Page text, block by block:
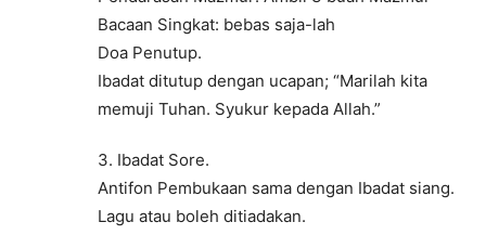
Bacaan Singkat: bebas saja-lah
Doa Penutup.
Ibadat ditutup dengan ucapan; “Marilah kita
memuji Tuhan. Syukur kepada Allah.”
3. Ibadat Sore.
Antifon Pembukaan sama dengan Ibadat siang.
Lagu atau boleh ditiadakan.